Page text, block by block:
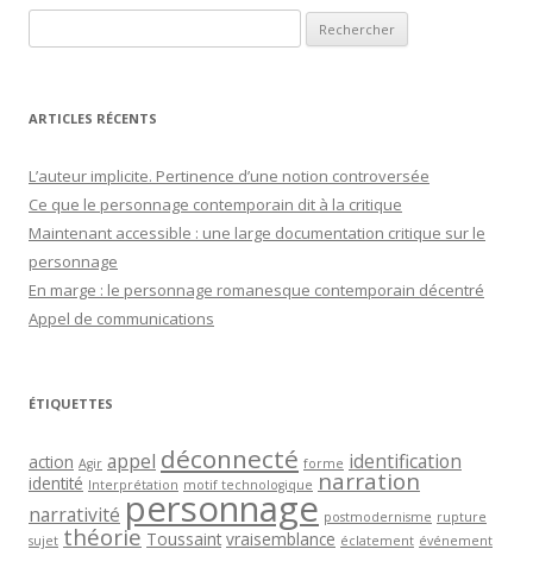
ARTICLES RÉCENTS
L’auteur implicite. Pertinence d’une notion controversée
Ce que le personnage contemporain dit à la critique
Maintenant accessible : une large documentation critique sur le
personnage
En marge : le personnage romanesque contemporain décentré
Appel de communications
ÉTIQUETTES
action Agir appel déconnecté forme identification
identité Interprétation motif technologique narration
narrativité personnage postmodernisme rupture
sujet théorie Toussaint vraisemblance éclatement événement